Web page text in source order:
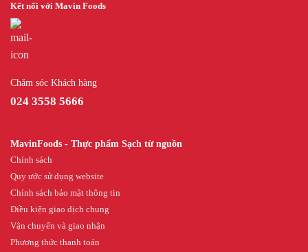
Kết nối với Mavin Foods
Chăm sóc Khách hàng
024 3558 5666
MavinFoods - Thực phẩm Sạch từ nguồn
Chính sách
Quy ước sử dụng website
Chính sách bảo mật thông tin
Điều kiện giao dịch chung
Vận chuyển và giao nhận
Phương thức thanh toán